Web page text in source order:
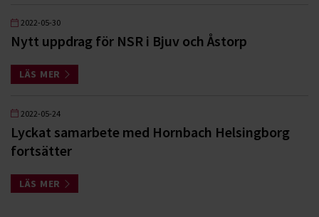
2022-05-30
Nytt uppdrag för NSR i Bjuv och Åstorp
LÄS MER
2022-05-24
Lyckat samarbete med Hornbach Helsingborg
fortsätter
LÄS MER